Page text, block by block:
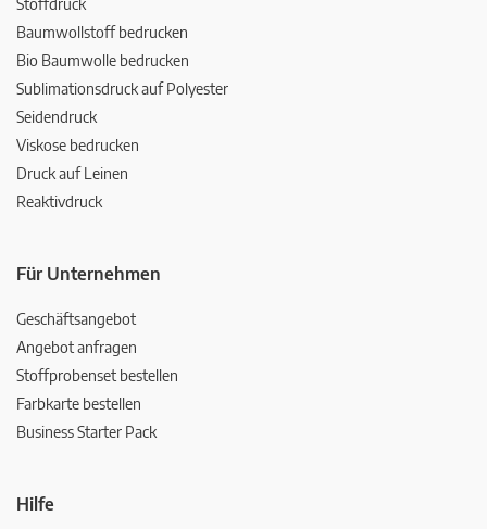
Stoffdruck
Baumwollstoff bedrucken
Bio Baumwolle bedrucken
Sublimationsdruck auf Polyester
Seidendruck
Viskose bedrucken
Druck auf Leinen
Reaktivdruck
Für Unternehmen
Geschäftsangebot
Angebot anfragen
Stoffprobenset bestellen
Farbkarte bestellen
Business Starter Pack
Hilfe